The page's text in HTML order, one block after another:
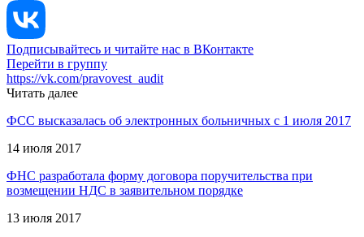
Подписывайтесь и читайте нас в ВКонтакте
Перейти в группу
https://vk.com/pravovest_audit
Читать далее
ФСС высказалась об электронных больничных с 1 июля 2017
14 июля 2017
ФНС разработала форму договора поручительства при
возмещении НДС в заявительном порядке
13 июля 2017